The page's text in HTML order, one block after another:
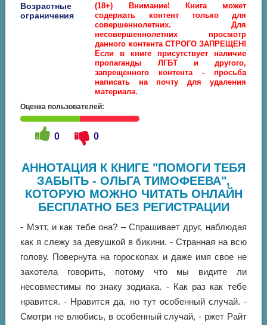
Возрастные
ограничения
(18+) Внимание! Книга может
содержать контент только для
совершеннолетних. Для
несовершеннолетних просмотр
данного контента СТРОГО ЗАПРЕЩЕН!
Если в книге присутствует наличие
пропаганды ЛГБТ и другого,
запрещенного контента - просьба
написать на почту для удаления
материала.
Оценка пользователей:
0 0
АННОТАЦИЯ К КНИГЕ "ПОМОГИ ТЕБЯ
ЗАБЫТЬ - ОЛЬГА ТИМОФЕЕВА",
КОТОРУЮ МОЖНО ЧИТАТЬ ОНЛАЙН
БЕСПЛАТНО БЕЗ РЕГИСТРАЦИИ
- Мэтт, и как тебе она? – Спрашивает друг, наблюдая
как я слежу за девушкой в бикини. - Странная на всю
голову. Повернута на гороскопах и даже имя свое не
захотела говорить, потому что мы видите ли
несовместимы по знаку зодиака. - Как раз как тебе
нравится. - Нравится да, но тут особенный случай. -
Смотри не влюбись, в особенный случай, - ржет Райт